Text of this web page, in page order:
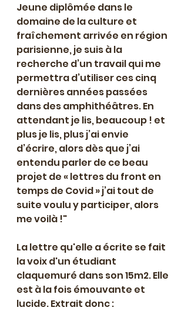
Jeune diplômée dans le
domaine de la culture et
fraîchement arrivée en région
parisienne, je suis à la
recherche d’un travail qui me
permettra d’utiliser ces cinq
dernières années passées
dans des amphithéâtres. En
attendant je lis, beaucoup ! et
plus je lis, plus j’ai envie
d’écrire, alors dès que j’ai
entendu parler de ce beau
projet de « lettres du front en
temps de Covid » j’ai tout de
suite voulu y participer, alors
me voilà !"
La lettre qu'elle a écrite se fait
la voix d'un étudiant
claquemuré dans son 15m2. Elle
est à la fois émouvante et
lucide. Extrait donc :